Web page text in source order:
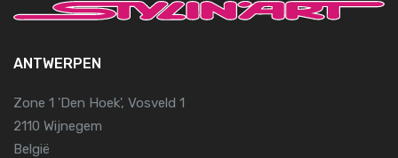
ANTWERPEN
Zone 1 'Den Hoek', Vosveld 1
2110 Wijnegem
België